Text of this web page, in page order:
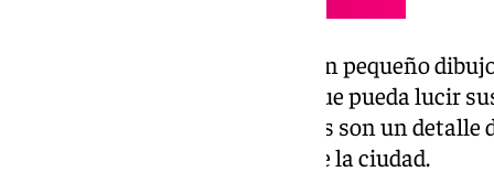
Es verdad que los detalles son un pequeño
no deja de ser algo destacable que pueda lucir
rival. Las otras dos posibilidades son un
sevillista o colocar un skyline de la ciudad.